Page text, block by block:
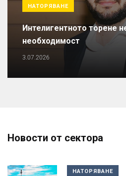
НАТОРЯВАНЕ
Интелигентното торене
необходимост
3.07.2026
Новости от сектора
НАТОРЯВАНЕ